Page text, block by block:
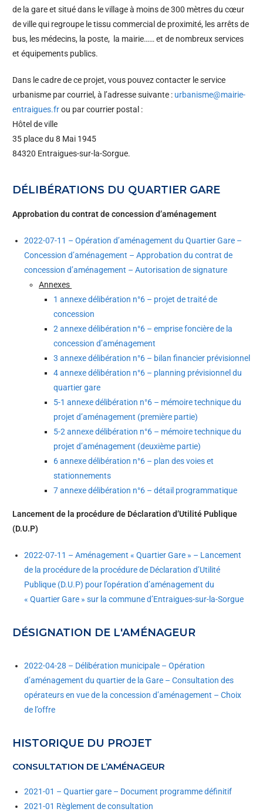
de la gare et situé dans le village à moins de 300 mètres du cœur
de ville qui regroupe le tissu commercial de proximité, les arrêts de
bus, les médecins, la poste, la mairie…… et de nombreux services
et équipements publics.
Dans le cadre de ce projet, vous pouvez contacter le service
urbanisme par courriel, à l’adresse suivante : urbanisme@mairie-
entraigues.frou par courrier postal :
Hôtel de ville
35 place du 8 Mai 1945
84320 Entraigues-sur-la-Sorgue.
DÉLIBÉRATIONS DU QUARTIER GARE
Approbation du contrat de concession d’aménagement
2022-07-11 – Opération d’aménagement du Quartier Gare –
Concession d’aménagement – Approbation du contrat de
concession d’aménagement – Autorisation de signature
Annexes
1 annexe délibération n°6 – projet de traité de
concession
2 annexe délibération n°6 – emprise foncière de la
concession d’aménagement
3 annexe délibération n°6 – bilan financier prévisionnel
4 annexe délibération n°6 – planning prévisionnel du
quartier gare
5-1 annexe délibération n°6 – mémoire technique du
projet d’aménagement (première partie)
5-2 annexe délibération n°6 – mémoire technique du
projet d’aménagement (deuxième partie)
6 annexe délibération n°6 – plan des voies et
stationnements
7 annexe délibération n°6 – détail programmatique
Lancement de la procédure de Déclaration d’Utilité Publique
(D.U.P)
2022-07-11 – Aménagement « Quartier Gare » – Lancement
de la procédure de la procédure de Déclaration d’Utilité
Publique (D.U.P) pour l’opération d’aménagement du
« Quartier Gare » sur la commune d’Entraigues-sur-la-Sorgue
DÉSIGNATION DE L'AMÉNAGEUR
2022-04-28 – Délibération municipale – Opération
d’aménagement du quartier de la Gare – Consultation des
opérateurs en vue de la concession d’aménagement – Choix
de l’offre
HISTORIQUE DU PROJET
CONSULTATION DE L’AMÉNAGEUR
2021-01 – Quartier gare – Document programme définitif
2021-01 Règlement de consultation